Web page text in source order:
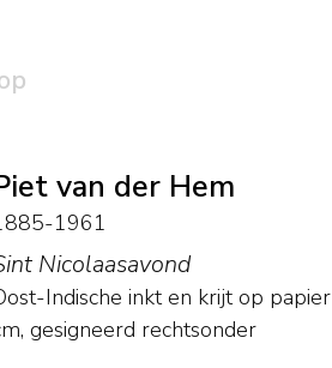
van der Hem
1961
Nicolaasavond
Indische inkt en krijt op papier
gesigneerd rechtsonder